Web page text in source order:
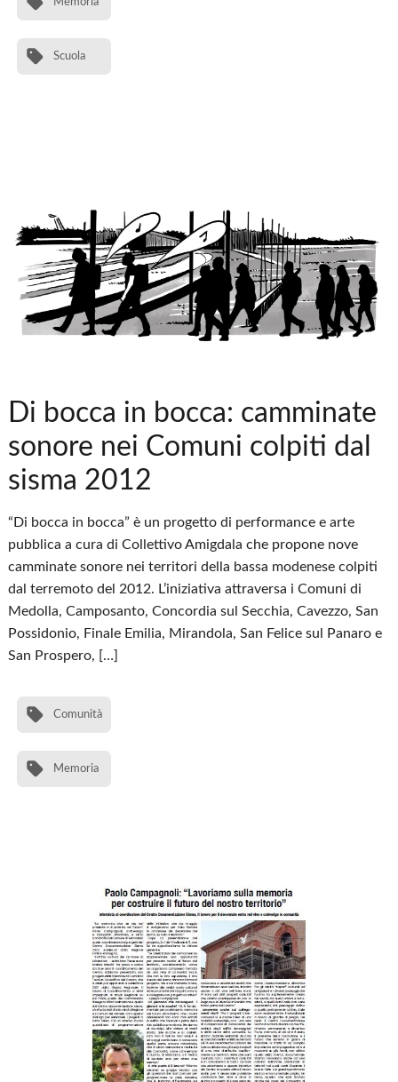
Scuola
Di bocca in bocca: camminate
sonore nei Comuni colpiti dal
sisma 2012
“Di bocca in bocca” è un progetto di performance e arte
pubblica a cura di Collettivo Amigdala che propone nove
camminate sonore nei territori della bassa modenese colpiti
dal terremoto del 2012. L’iniziativa attraversa i Comuni di
Medolla, Camposanto, Concordia sul Secchia, Cavezzo, San
Possidonio, Finale Emilia, Mirandola, San Felice sul Panaro e
San Prospero, […]
Comunità
Memoria